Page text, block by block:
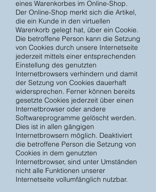
eines Warenkorbes im Online-Shop.
Der Online-Shop merkt sich die Artikel,
die ein Kunde in den virtuellen
Warenkorb gelegt hat, über ein Cookie.
Die betroffene Person kann die Setzung
von Cookies durch unsere Internetseite
jederzeit mittels einer entsprechenden
Einstellung des genutzten
Internetbrowsers verhindern und damit
der Setzung von Cookies dauerhaft
widersprechen. Ferner können bereits
gesetzte Cookies jederzeit über einen
Internetbrowser oder andere
Softwareprogramme gelöscht werden.
Dies ist in allen gängigen
Internetbrowsern möglich. Deaktiviert
die betroffene Person die Setzung von
Cookies in dem genutzten
Internetbrowser, sind unter Umständen
nicht alle Funktionen unserer
Internetseite vollumfänglich nutzbar.